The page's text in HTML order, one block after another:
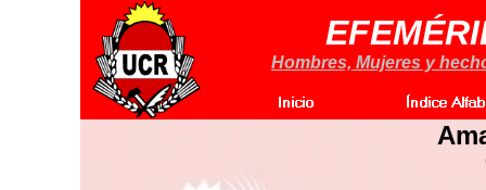
Hombres, Mujeres y